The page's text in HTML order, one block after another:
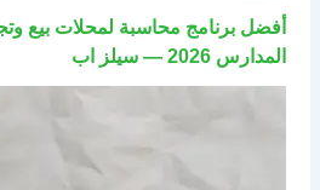
أفضل برنامج محاسبة لمحلات بيع
المدارس 2026 — سيلز اب